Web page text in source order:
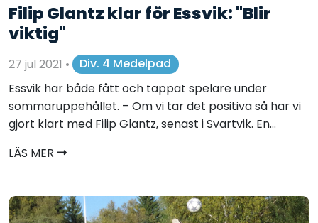
Filip Glantz klar för Essvik: "Blir
viktig"
27 jul 2021 •
Div. 4 Medelpad
Essvik har både fått och tappat spelare under
sommaruppehållet. – Om vi tar det positiva så har vi
gjort klart med Filip Glantz, senast i Svartvik. En...
LÄS MER